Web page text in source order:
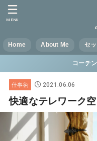
Home About Me セ
MENU
コーチ
仕事術 2021.06.06
快適なテレワーク